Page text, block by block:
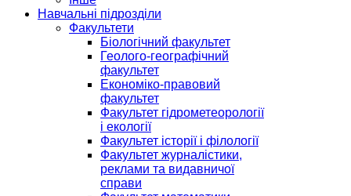
Навчальні підрозділи
Факультети
Біологічний факультет
Геолого-географічний
факультет
Економіко-правовий
факультет
Факультет гідрометеорології
і екології
Факультет історії і філології
Факультет журналістики,
реклами та видавничої
справи